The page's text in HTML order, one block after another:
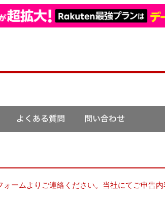
ームよりご連絡ください。当社にてご申告